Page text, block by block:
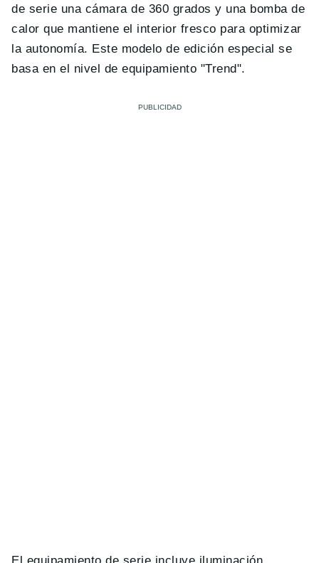
de serie una cámara de 360 ​​grados y una bomba de
calor que mantiene el interior fresco para optimizar
la autonomía. Este modelo de edición especial se
basa en el nivel de equipamiento "Trend".